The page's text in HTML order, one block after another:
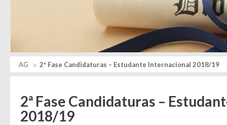
AG 2ª Fase Candidaturas – Estudante Internacional 2018/19
2ª Fase Candidaturas –
2018/19